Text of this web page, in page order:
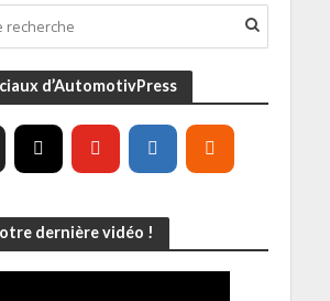
d’AutomotivPress
dernière vidéo !